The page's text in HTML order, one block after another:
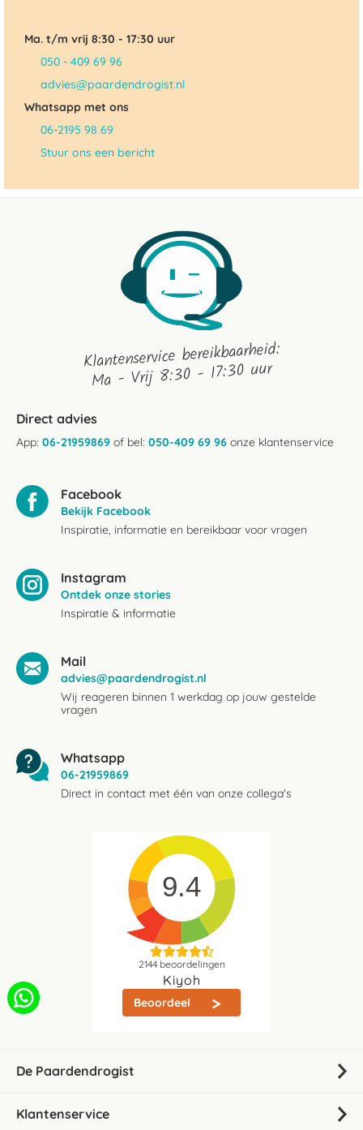
Ma. t/m vrij 8:30 - 17:30 uur
050 - 409 69 96
advies@paardendrogist.nl
Whatsapp met ons
06-2195 98 69
Stuur ons een bericht
Klantenservice bereikbaarheid:
Ma - Vrij 8:30 - 17:30 uur
Direct advies
App: 06-21959869 of bel: 050-409 69 96 onze klantenservice
Facebook
Bekijk Facebook
Inspiratie, informatie en bereikbaar voor vragen
Instagram
Ontdek onze stories
Inspiratie & informatie
Mail
advies@paardendrogist.nl
Wij reageren binnen 1 werkdag op jouw gestelde
vragen
Whatsapp
06-21959869
Direct in contact met één van onze collega's
9.4
2144beoordelingen
Kiyoh
Beoordeel
De Paardendrogist
Klantenservice